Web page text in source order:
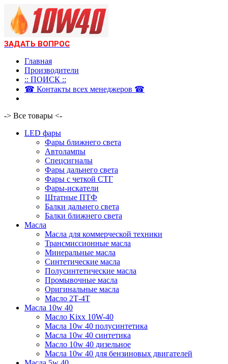
ЗАДАТЬ ВОПРОС
Главная
Производители
:: ПОИСК ::
☎ Контакты всех менеджеров ☎
-> Все товары <-
LED фары
Фары ближнего света
Автолампы
Спецсигналы
Фары дальнего света
Фары с четкой СТГ
Фары-искатели
Штатные ПТФ
Балки дальнего света
Балки ближнего света
Масла
Масла для коммерческой техники
Трансмиссионные масла
Минеральные масла
Синтетические масла
Полусинтетические масла
Промывочные масла
Оригинальные масла
Масло 2Т-4Т
Масла 10w 40
Mасло Kixx 10W-40
Масла 10w 40 полусинтетика
Масла 10w 40 синтетика
Масло 10w 40 дизельное
Масла 10w 40 для бензиновых двигателей